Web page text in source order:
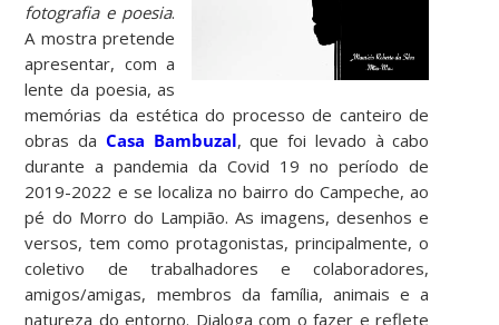
fotografia e poesia.
A mostra pretende
apresentar, com a
lente da poesia, as
memórias da estética do processo de canteiro de
obras da Casa Bambuzal, que foi levado à cabo
durante a pandemia da Covid 19 no período de
2019-2022 e se localiza no bairro do Campeche, ao
pé do Morro do Lampião. As imagens, desenhos e
versos, tem como protagonistas, principalmente, o
coletivo de trabalhadores e colaboradores,
amigos/amigas, membros da família, animais e a
natureza do entorno. Dialoga com o fazer e reflete